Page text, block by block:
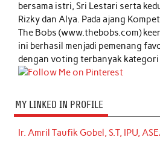
bersama istri, Sri Lestari serta
Rizky dan Alya. Pada ajang
The Bobs (www.thebobs.com)
ini berhasil menjadi pemenang
dengan voting terbanyak kategori
MY LINKED IN PROFILE
Ir. Amril Taufik Gobel, S.T, IPU,